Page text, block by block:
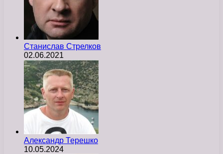
Станислав Стрелков
02.06.2021
Александр Терешко
10.05.2024